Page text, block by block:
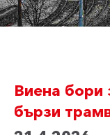
Виена бори
бързи